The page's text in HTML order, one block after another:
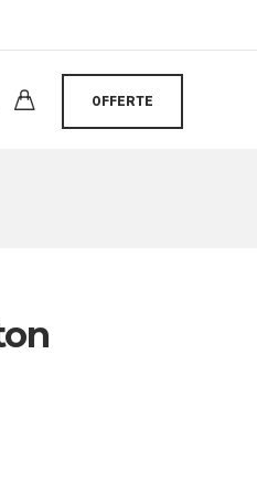
OFFERTE